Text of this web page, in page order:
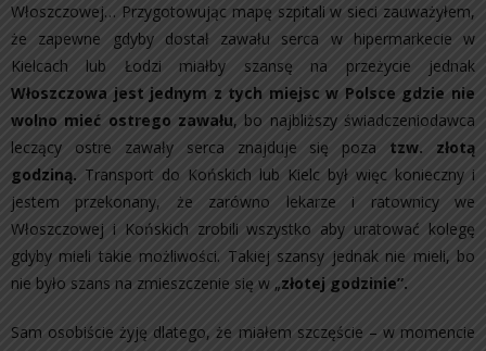
Włoszczowej… Przygotowując mapę szpitali w sieci zauważyłem,
że zapewne gdyby dostał zawału serca w hipermarkecie w
Kielcach lub Łodzi miałby szansę na przeżycie jednak
Włoszczowa jest jednym z tych miejsc w Polsce gdzie nie
wolno mieć ostrego zawału, bo najbliższy świadczeniodawca
leczący ostre zawały serca znajduje się poza tzw. złotą
godziną. Transport do Końskich lub Kielc był więc konieczny i
jestem przekonany, że zarówno lekarze i ratownicy we
Włoszczowej i Końskich zrobili wszystko aby uratować kolegę
gdyby mieli takie możliwości. Takiej szansy jednak nie mieli, bo
nie było szans na zmieszczenie się w „złotej godzinie”.
Sam osobiście żyję dlatego, że miałem szczęście – w momencie